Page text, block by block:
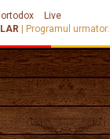
Live
Programul urmator: